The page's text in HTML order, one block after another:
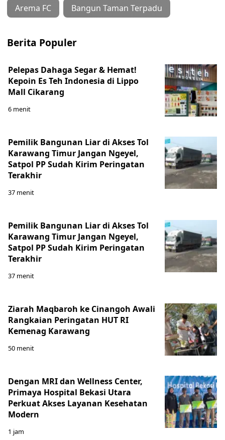
Arema FC Bangun Taman Terpadu
Berita Populer
Pelepas Dahaga Segar & Hemat!
Kepoin Es Teh Indonesia di Lippo
Mall Cikarang
6 menit
Pemilik Bangunan Liar di Akses Tol
Karawang Timur Jangan Ngeyel,
Satpol PP Sudah Kirim Peringatan
Terakhir
37 menit
Pemilik Bangunan Liar di Akses Tol
Karawang Timur Jangan Ngeyel,
Satpol PP Sudah Kirim Peringatan
Terakhir
37 menit
Ziarah Maqbaroh ke Cinangoh Awali
Rangkaian Peringatan HUT RI
Kemenag Karawang
50 menit
Dengan MRI dan Wellness Center,
Primaya Hospital Bekasi Utara
Perkuat Akses Layanan Kesehatan
Modern
1 jam